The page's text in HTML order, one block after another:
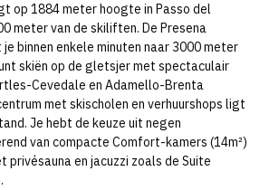
op 1884 meter hoogte in Passo del
meter van de skiliften. De Presena
binnen enkele minuten naar 3000 meter
skiën op de gletsjer met spectaculair
Cevedale en Adamello-Brenta
met skischolen en verhuurshops ligt
Je hebt de keuze uit negen
van compacte Comfort-kamers (14m²)
privésauna en jacuzzi zoals de Suite